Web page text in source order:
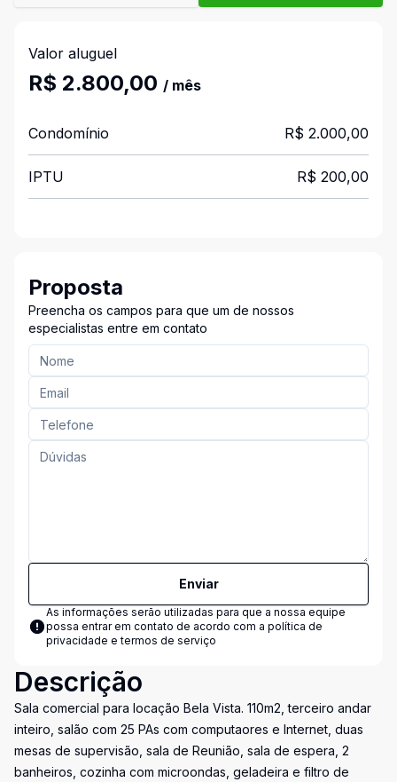
Valor aluguel
R$ 2.800,00 / mês
Condomínio R$ 2.000,00
IPTU R$ 200,00
Proposta
Preencha os campos para que um de nossos
especialistas entre em contato
Enviar
As informações serão utilizadas para que a nossa equipe
possa entrar em contato de acordo com a política de
privacidade e termos de serviço
Descrição
Sala comercial para locação Bela Vista. 110m2, terceiro andar
inteiro, salão com 25 PAs com computaores e Internet, duas
mesas de supervisão, sala de Reunião, sala de espera, 2
banheiros, cozinha com microondas, geladeira e filtro de